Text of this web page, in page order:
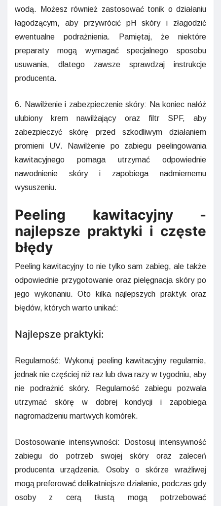
wodą. Możesz również zastosować tonik o działaniu
łagodzącym, aby przywrócić pH skóry i złagodzić
ewentualne podrażnienia. Pamiętaj, że niektóre
preparaty mogą wymagać specjalnego sposobu
usuwania, dlatego zawsze sprawdzaj instrukcje
producenta.
6. Nawilżenie i zabezpieczenie skóry: Na koniec nałóż
ulubiony krem nawilżający oraz filtr SPF, aby
zabezpieczyć skórę przed szkodliwym działaniem
promieni UV. Nawilżenie po zabiegu peelingowania
kawitacyjnego pomaga utrzymać odpowiednie
nawodnienie skóry i zapobiega nadmiernemu
wysuszeniu.
Peeling kawitacyjny -
najlepsze praktyki i częste
błędy
Peeling kawitacyjny to nie tylko sam zabieg, ale także
odpowiednie przygotowanie oraz pielęgnacja skóry po
jego wykonaniu. Oto kilka najlepszych praktyk oraz
błędów, których warto unikać:
Najlepsze praktyki:
Regularność: Wykonuj peeling kawitacyjny regularnie,
jednak nie częściej niż raz lub dwa razy w tygodniu, aby
nie podrażnić skóry. Regularność zabiegu pozwala
utrzymać skórę w dobrej kondycji i zapobiega
nagromadzeniu martwych komórek.
Dostosowanie intensywności: Dostosuj intensywność
zabiegu do potrzeb swojej skóry oraz zaleceń
producenta urządzenia. Osoby o skórze wrażliwej
mogą preferować delikatniejsze działanie, podczas gdy
osoby z cerą tłustą mogą potrzebować